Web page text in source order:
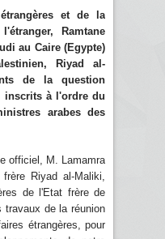
et de la
Ramtane
au Caire (Egypte)
Riyad al-
de la question
inscrits à l'ordre du
arabes des
officiel, M. Lamamra
Riyad al-Maliki,
de l'Etat frère de
travaux de la réunion
étrangères, pour